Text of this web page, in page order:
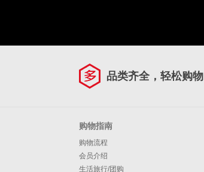
品类齐全，轻松购物
购物指南
购物流程
会员介绍
生活旅行/团购